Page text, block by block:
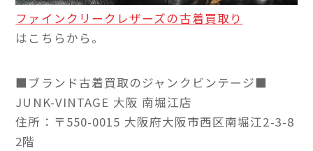
ファインクリークレザーズの古着買取り
はこちらから。
■ブランド古着買取のジャンクビンテージ■
JUNK-VINTAGE 大阪 南堀江店
住所：〒550-0015 大阪府大阪市西区南堀江2-3-8
2階